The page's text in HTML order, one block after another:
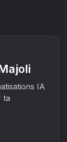
IA
ta